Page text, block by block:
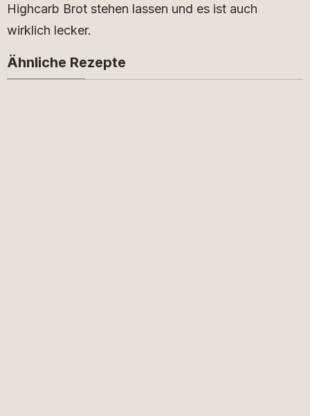
Highcarb Brot stehen lassen und es ist auch
wirklich lecker.
Ähnliche Rezepte